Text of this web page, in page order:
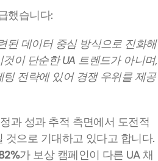
했습니다:
된 데이터 중심 방식으로 진화해
이 단순한 UA 트렌드가 아니며,
전략에 있어 경쟁 우위를 제공
과 성과 추적 측면에서 도전적
으로 기대하고 있다고 합니다.
가 보상 캠페인이 다른 UA 채